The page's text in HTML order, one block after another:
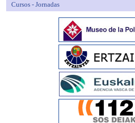
Cursos - Jornadas